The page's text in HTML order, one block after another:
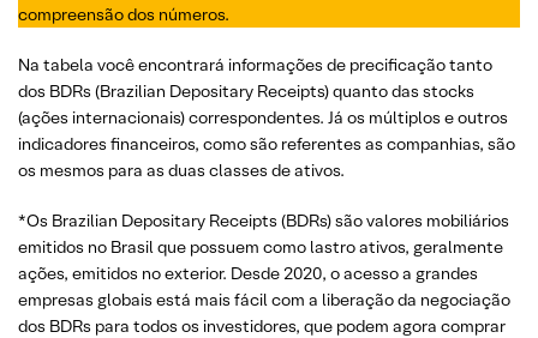
compreensão dos números.
Na tabela você encontrará informações de precificação tanto
dos BDRs (Brazilian Depositary Receipts) quanto das stocks
(ações internacionais) correspondentes. Já os múltiplos e outros
indicadores financeiros, como são referentes as companhias, são
os mesmos para as duas classes de ativos.
*Os Brazilian Depositary Receipts (BDRs) são valores mobiliários
emitidos no Brasil que possuem como lastro ativos, geralmente
ações, emitidos no exterior. Desde 2020, o acesso a grandes
empresas globais está mais fácil com a liberação da negociação
dos BDRs para todos os investidores, que podem agora comprar